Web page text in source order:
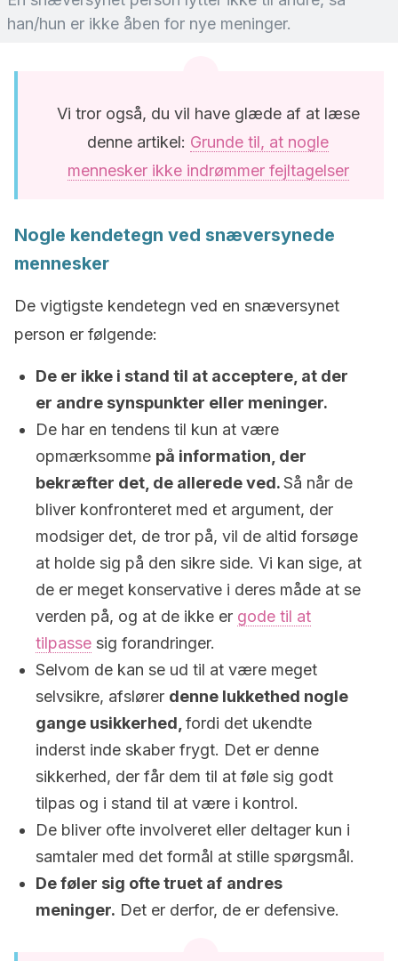
han/hun er ikke åben for nye meninger.
Vi tror også, du vil have glæde af at læse
denne artikel: Grunde til, at nogle
mennesker ikke indrømmer fejltagelser
Nogle kendetegn ved snæversynede
mennesker
De vigtigste kendetegn ved en snæversynet
person er følgende:
De er ikke i stand til at acceptere, at der
er andre synspunkter eller meninger.
De har en tendens til kun at være
opmærksomme på information, der
bekræfter det, de allerede ved.Så når de
bliver konfronteret med et argument, der
modsiger det, de tror på, vil de altid forsøge
at holde sig på den sikre side. Vi kan sige, at
de er meget konservative i deres måde at se
verden på, og at de ikke er gode til at
tilpasse sig forandringer.
Selvom de kan se ud til at være meget
selvsikre, afslører denne lukkethed nogle
gange usikkerhed, fordi det ukendte
inderst inde skaber frygt. Det er denne
sikkerhed, der får dem til at føle sig godt
tilpas og i stand til at være i kontrol.
De bliver ofte involveret eller deltager kun i
samtaler med det formål at stille spørgsmål.
De føler sig ofte truet af andres
meninger. Det er derfor, de er defensive.